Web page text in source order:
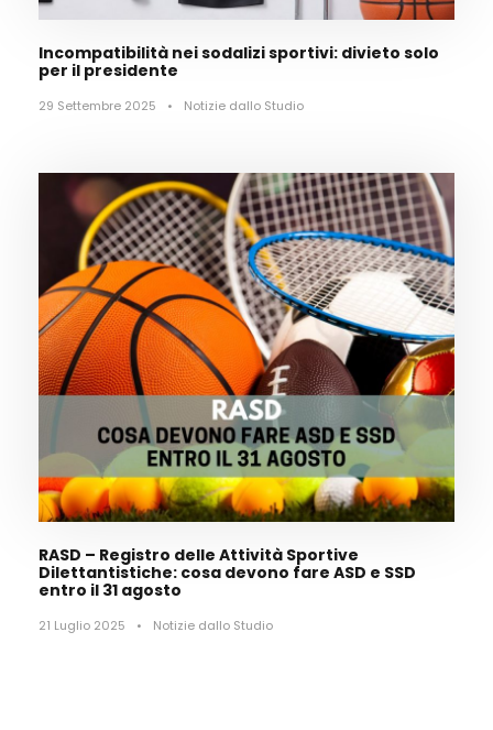
Incompatibilità nei sodalizi sportivi: divieto solo
per il presidente
29 Settembre 2025 • Notizie dallo Studio
RASD – Registro delle Attività Sportive
Dilettantistiche: cosa devono fare ASD e SSD
entro il 31 agosto
21 Luglio 2025 • Notizie dallo Studio